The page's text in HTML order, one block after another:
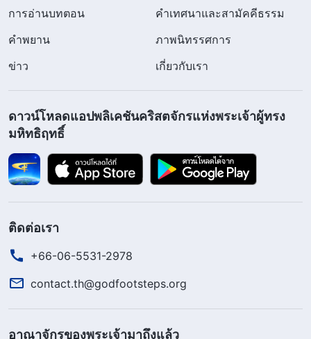
การอ่านบทตอน
คำเทศนาและสามัคคีธรรม
คำพยาน
ภาพนิทรรศการ
ข่าว
เกี่ยวกับเรา
ดาวน์โหลดแอปพลิเคชันคริสตจักรแห่งพระเจ้าผู้ทรง
มหิทธิฤทธิ์
ติดต่อเรา
+66-06-5531-2978
contact.th@godfootsteps.org
อาณาจักรของพระเจ้ามาถึงแล้ว